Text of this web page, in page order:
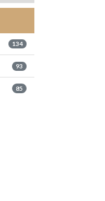
134
93
85